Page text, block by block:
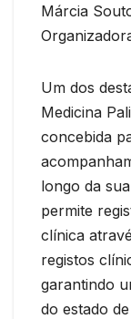
Márcia
Um dos
Medicina
concebida
longo da
permite
clínica
registos
garantindo
do estado